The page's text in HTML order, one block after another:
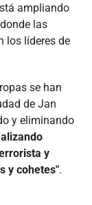
ampliando
las
los líderes de
se han
de Jan
y eliminando
y
y cohetes".